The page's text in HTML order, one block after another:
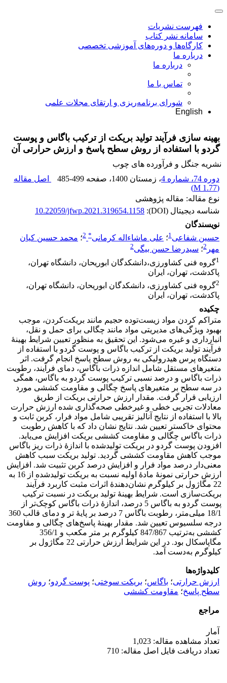
فهرست نشریات
سامانه نشر کتاب
کارگاه‌ها و دوره‌های آموزشی تخصصی
درباره ما
درباره ما
تماس با ما
شورای برنامه‌ریزی و ارتقای مجلات علمی
English
بهینه سازی فرآیند تولید بریکت از ترکیب باگاس و پوست
گردو با استفاده از روش سطح پاسخ و ارزش حرارتی آن
نشریه جنگل و فرآورده های چوب
دوره 74، شماره 4
، زمستان 1400 ، صفحه 485-499
اصل مقاله
(
1.77 M
)
نوع مقاله: مقاله پژوهشی
شناسه دیجیتال (DOI):
10.22059/jfwp.2021.319654.1158
نویسندگان
حسین شفاعی1؛ علی ماشاءاله کرمانی*
2؛ محمد حسین کیان
مهر 2؛ سیدرضا حسن بیگی2
1گروه فنی کشاورزی،دانشکدگان ابوریحان، دانشگاه تهران،
پاکدشت، تهران، ایران
2گروه فنی کشاورزی، دانشکدگان ابوریحان، دانشگاه تهران،
پاکدشت، تهران، ایران
چکیده
متراکم کردن مواد زیست‌توده حجیم مانند بریکت‌کردن، موجب
بهبود ویژگی‌های مدیریتی مواد مانند چگالی برای حمل و نقل،
انبارداری و غیره می‌شود. این تحقیق به منظور تعیین شرایط بهینۀ
فرآیند تولید بریکت از ترکیب باگاس و پوست گردو با استفاده از
دستگاه پرس هیدرولیکی به روش سطح پاسخ انجام گرفت. اثر
متغیرهای مستقل شامل اندازه ذرات باگاس، دمای فرآیند، رطوبت
ذرات باگاس و درصد نسبی ترکیب پوست گردو به باگاس، همگی
در سه سطح بر متغیرهای پاسخ چگالی و مقاومت کششی مورد
ارزیابی قرار گرفت. مقدار ارزش حرارتی بریکت از طریق
معادلات تجربی خطی و غیرخطی صحه‌گذاری شده ارزش حرارت
بالا با استفاده از نتایج آنالیز تقریبی شامل مواد فرار، کربن ثابت و
محتوای خاکستر تعیین شد. نتایج نشان داد که با کاهش رطوبت
ذرات باگاس چگالی و مقاومت کششی بریکت افزایش می‌یابد.
افزودن پوست گردو در بریکت تولیدشده با اندازۀ ذرات ریز باگاس
موجب کاهش مقاومت کششی گردید. تولید بریکت سبب کاهش
معنی‌دار درصد مواد فرار و افزایش درصد کربن تثبیت شد. افزایش
ارزش حرارتی نمونۀ مادۀ اولیه نسبت به بریکت تولیدشده از 16 به
22 مگاژول بر کیلوگرم نشان‌دهندۀ اثرات مثبت کاربرد فرآیند
بریکت‌سازی است. شرایط بهینۀ تولید بریکت در نسبت ترکیب
پوست گردو به باگاس 5 درصد، اندازۀ ذرات باگاس کوچک‌تر از
18/1 میلی‌متر، رطوبت باگاس 7 درصد بر پایۀ تر و دمای قالب 360
درجه سلسیوس تعیین شد. مقدار بهینۀ پاسخ‌های چگالی و مقاومت
کششی به‌ترتیب 847/867 کیلوگرم بر متر مکعب و 356/1
مگاپاسکال بود. در این شرایط ارزش حرارتی 22 مگاژول بر
کیلوگرم به‌دست آمد.
کلیدواژه‌ها
ارزش حرارتی؛ باگاس؛ بریکت سوختی؛ پوست گردو؛ روش
سطح پاسخ؛ مقاومت کششی
مراجع
آمار
تعداد مشاهده مقاله: 1,023
تعداد دریافت فایل اصل مقاله: 710